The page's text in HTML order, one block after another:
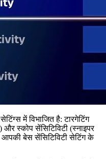
में विभाजित है: टारगेटिंग
स्कोप सेंसिटिविटी (स्नाइपर
बेस सेंसिटिविटी सेटिंग के